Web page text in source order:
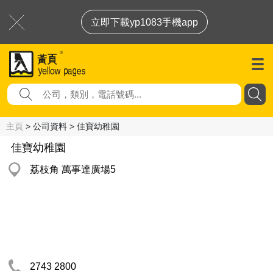
立即下載yp1083手機app
主頁 > 公司資料 > 佳寶幼稚園
佳寶幼稚園
荔枝角 萬事達廣場5
2743 2800